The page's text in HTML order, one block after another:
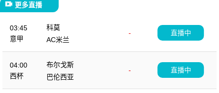
更多直播
03:45
意甲
科莫
-
AC米兰
直播中
04:00
西杯
布尔戈斯
-
巴伦西亚
直播中